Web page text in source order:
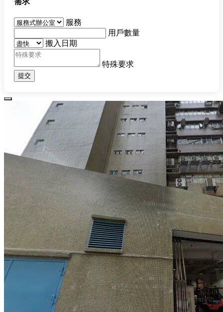
服務
用戶數量
搬入日期
特殊要求
提交